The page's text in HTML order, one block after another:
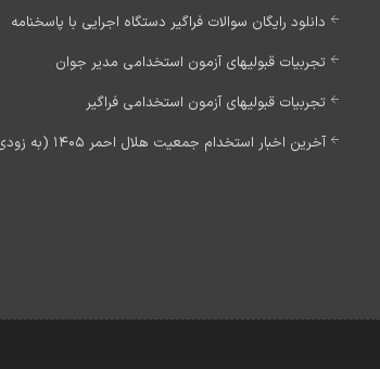
دانلود رایگان سوالات فراگیر دستگاه اجرایی با پاسخنامه
تجربیات قبولیهای آزمون استخدامی مدیر جوان
تجربیات قبولیهای آزمون استخدامی فراگیر
آخرین اخبار استخدام جمعیت هلال احمر 1405 (به زودی)